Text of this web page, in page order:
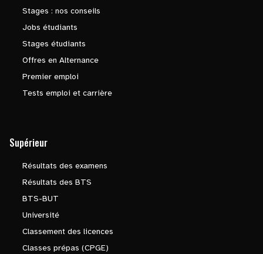
Stages : nos conseils
Jobs étudiants
Stages étudiants
Offres en Alternance
Premier emploi
Tests emploi et carrière
Supérieur
Résultats des examens
Résultats des BTS
BTS-BUT
Université
Classement des licences
Classes prépas (CPGE)